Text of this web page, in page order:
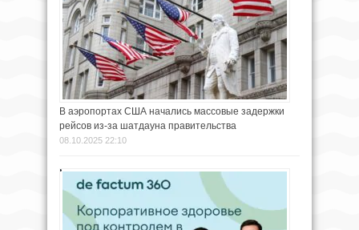
В аэропортах США начались массовые задержки
рейсов из-за шатдауна правительства
08.10.2025 22:10